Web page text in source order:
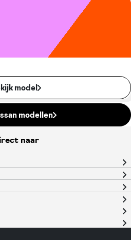
model
modellen
naar